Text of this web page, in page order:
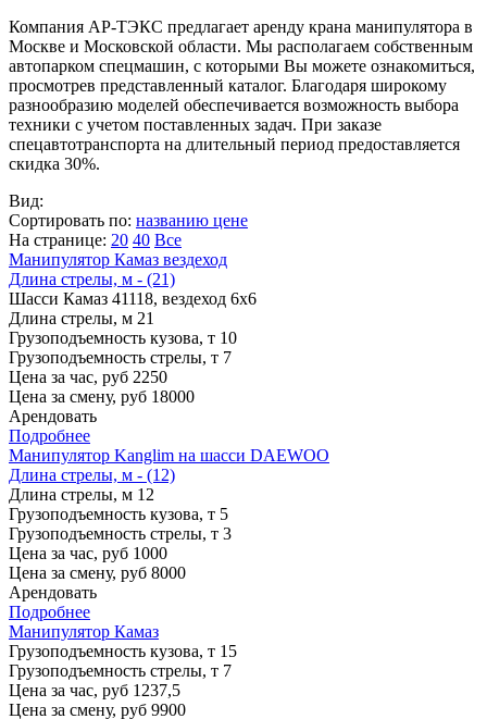
Компания АР-ТЭКС предлагает аренду крана манипулятора в
Москве и Московской области. Мы располагаем собственным
автопарком спецмашин, с которыми Вы можете ознакомиться,
просмотрев представленный каталог. Благодаря широкому
разнообразию моделей обеспечивается возможность выбора
техники с учетом поставленных задач. При заказе
спецавтотранспорта на длительный период предоставляется
скидка 30%.
Вид:
Сортировать по: названию цене
На странице: 20 40 Все
Манипулятор Камаз вездеход
Длина стрелы, м - (21)
Шасси Камаз 41118, вездеход 6х6
Длина стрелы, м 21
Грузоподъемность кузова, т 10
Грузоподъемность стрелы, т 7
Цена за час, руб 2250
Цена за смену, руб 18000
Арендовать
Подробнее
Манипулятор Kanglim на шасси DAEWOO
Длина стрелы, м - (12)
Длина стрелы, м 12
Грузоподъемность кузова, т 5
Грузоподъемность стрелы, т 3
Цена за час, руб 1000
Цена за смену, руб 8000
Арендовать
Подробнее
Манипулятор Камаз
Грузоподъемность кузова, т 15
Грузоподъемность стрелы, т 7
Цена за час, руб 1237,5
Цена за смену, руб 9900